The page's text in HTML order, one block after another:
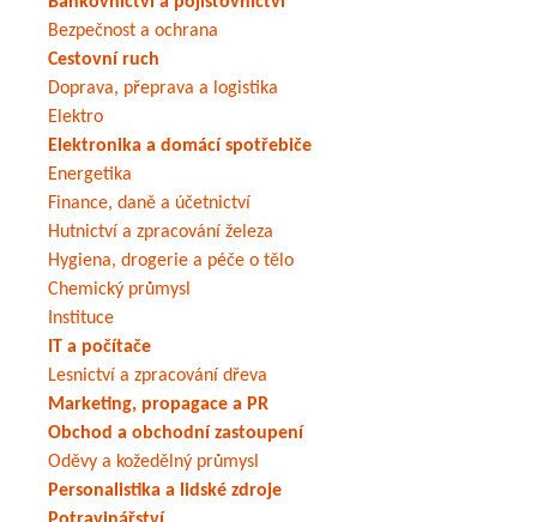
Bezpečnost a ochrana
Cestovní ruch
Doprava, přeprava a logistika
Elektro
Elektronika a domácí spotřebiče
Energetika
Finance, daně a účetnictví
Hutnictví a zpracování železa
Hygiena, drogerie a péče o tělo
Chemický průmysl
Instituce
IT a počítače
Lesnictví a zpracování dřeva
Marketing, propagace a PR
Obchod a obchodní zastoupení
Oděvy a kožedělný průmysl
Personalistika a lidské zdroje